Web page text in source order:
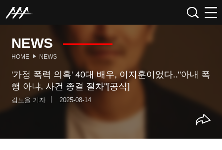
NEWS
HOME NEWS
'가정 폭력 의혹' 40대 배우, 이지훈이었다.."아내 폭
행 아냐, 사건 종결 절차"[공식]
김노을 기자 2025-08-14